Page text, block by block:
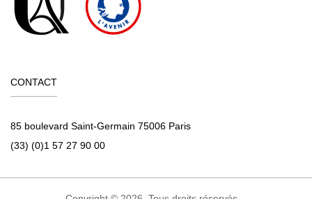
CONTACT
85 boulevard Saint-Germain 75006 Paris
(33) (0)1 57 27 90 00